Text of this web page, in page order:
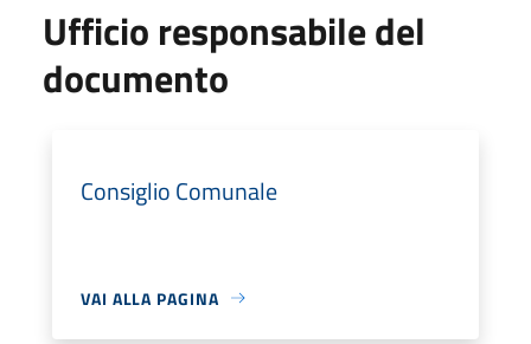
Ufficio responsabile del
documento
Consiglio Comunale
VAI ALLA PAGINA